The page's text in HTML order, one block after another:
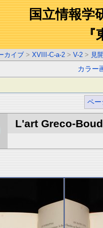
国立情報学
『
カイブ > XVIII-C-a-2 > V-2 > 見
カラー
ペー
L'art Greco-